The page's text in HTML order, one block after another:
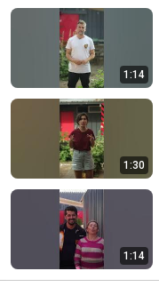
1:14
1:30
1:14